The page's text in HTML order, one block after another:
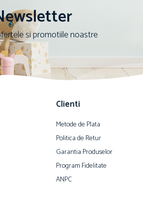
si promotiile noastre
Clienti
Metode de Plata
Politica de Retur
Garantia Produselor
Program Fidelitate
ANPC